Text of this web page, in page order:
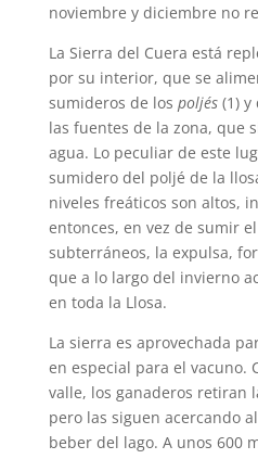
noviembre y diciembre no
La Sierra del Cuera está
por su interior, que se
sumideros de los poljés(1) y
las fuentes de la zona, que
agua. Lo peculiar de este
sumidero del poljé de la
niveles freáticos son altos,
entonces, en vez de sumir
subterráneos, la expulsa,
que a lo largo del invierno
en toda la Llosa.
La sierra es aprovechada
en especial para el vacuno.
valle, los ganaderos retiran
pero las siguen acercando
beber del lago. A unos 600